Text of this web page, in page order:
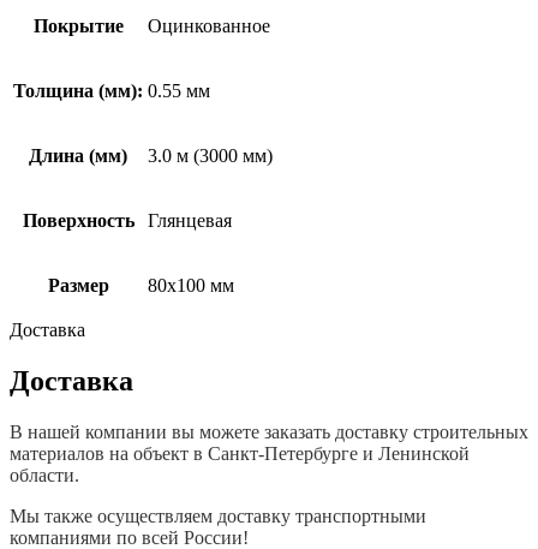
Покрытие Оцинкованное
Толщина (мм): 0.55 мм
Длина (мм) 3.0 м (3000 мм)
Поверхность Глянцевая
Размер 80х100 мм
Доставка
Доставка
В нашей компании вы можете заказать доставку строительных
материалов на объект в Санкт-Петербурге и Ленинской
области.
Мы также осуществляем доставку транспортными
компаниями по всей России!